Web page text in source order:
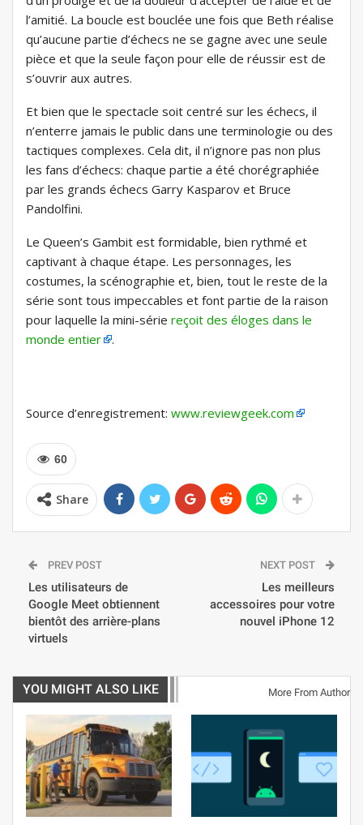
l’amitié. La boucle est bouclée une fois que Beth réalise
qu’aucune partie d’échecs ne se gagne avec une seule
pièce et que la seule façon pour elle de réussir est de
s’ouvrir aux autres.
Et bien que le spectacle soit centré sur les échecs, il
n’enterre jamais le public dans une terminologie ou des
tactiques complexes. Cela dit, il n’ignore pas non plus
les fans d’échecs: chaque partie a été chorégraphiée
par les grands échecs Garry Kasparov et Bruce
Pandolfini.
Le Queen’s Gambit est formidable, bien rythmé et
captivant à chaque étape. Les personnages, les
costumes, la scénographie et, bien, tout le reste de la
série sont tous impeccables et font partie de la raison
pour laquelle la mini-série reçoit des éloges dans le
monde entier
.
Source d’enregistrement: www.reviewgeek.com
60
Share
PREV POST
Les utilisateurs de
Google Meet obtiennent
bientôt des arrière-plans
virtuels
NEXT POST
Les meilleurs
accessoires pour votre
nouvel iPhone 12
YOU MIGHT ALSO LIKE More From Author